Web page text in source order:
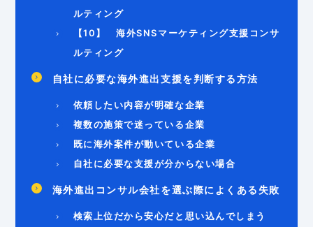
ルティング
【10】 海外SNSマーケティング支援コンサ
ルティング
自社に必要な海外進出支援を判断する方法
依頼したい内容が明確な企業
複数の施策で迷っている企業
既に海外案件が動いている企業
自社に必要な支援が分からない場合
海外進出コンサル会社を選ぶ際によくある失敗
検索上位だから安心だと思い込んでしまう